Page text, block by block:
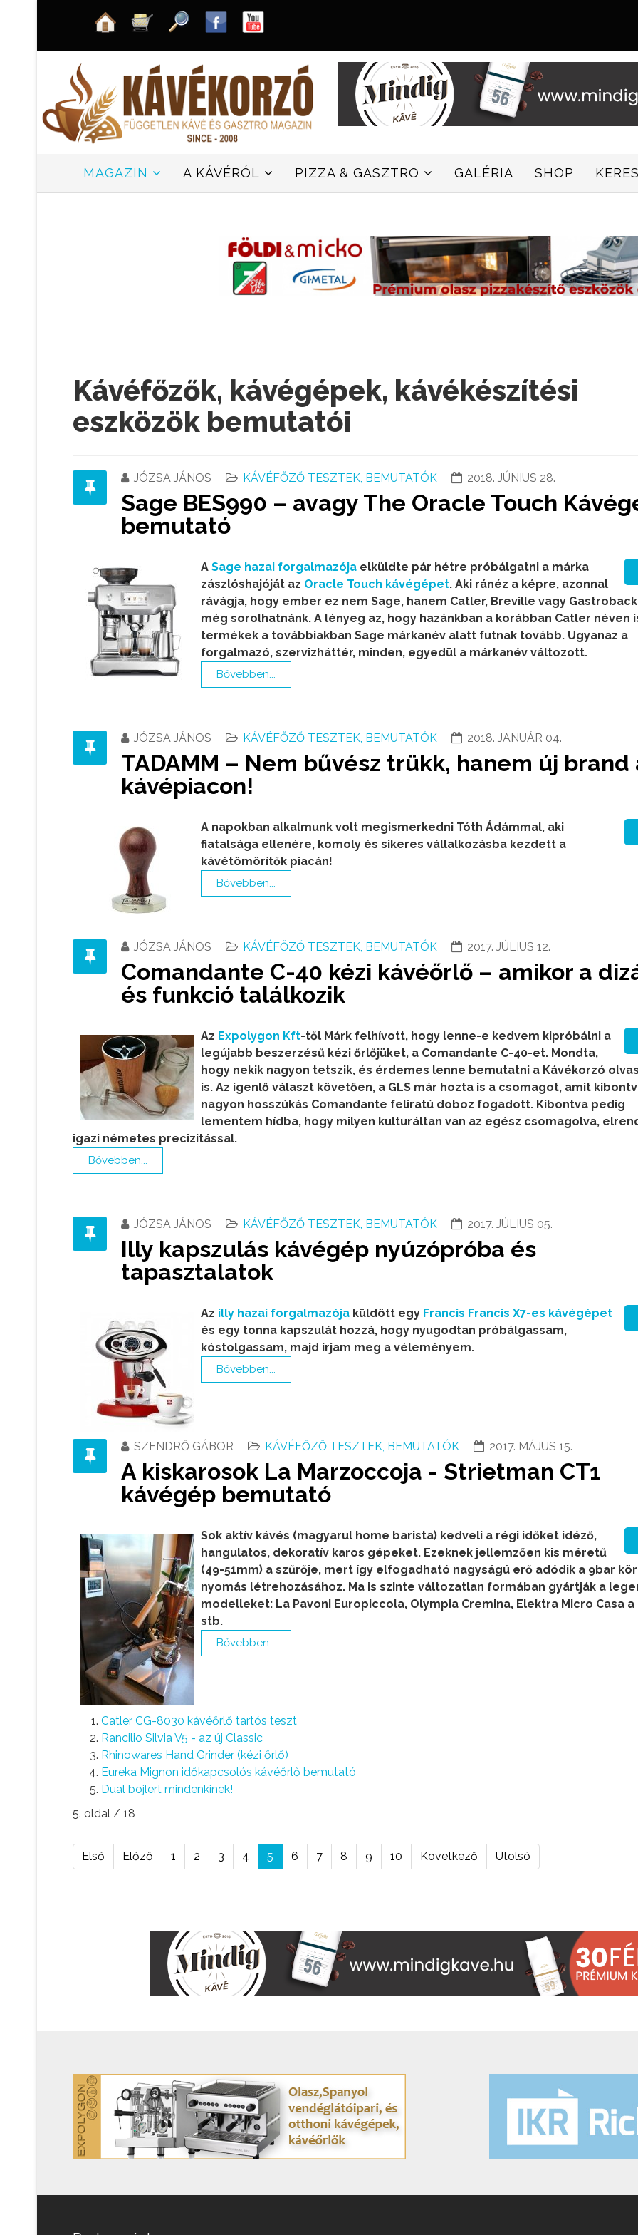
MAGAZIN A KÁVÉRÓL PIZZA & GASZTRO GALÉRIA SHOP
Kávéfőzők, kávégépek, kávékészítési
eszközök bemutatói
JÓZSA JÁNOS KÁVÉFŐZŐ TESZTEK, BEMUTATÓK 2018. JÚNIUS 28.
Sage BES990 – avagy The Oracle Touch
bemutató
A Sage hazai forgalmazója elküldte pár hétre próbálgatni a márka
zászlóshajóját az Oracle Touch kávégépet. Aki ránéz a képre, azonnal
rávágja, hogy ember ez nem Sage, hanem Catler, Breville vagy
még sorolhatnánk. A lényeg az, hogy hazánkban a korábban Catler néven
termékek a továbbiakban Sage márkanév alatt futnak tovább. Ugyanaz a
forgalmazó, szervizháttér, minden, egyedül a márkanév változott.
Bővebben...
JÓZSA JÁNOS KÁVÉFŐZŐ TESZTEK, BEMUTATÓK 2018. JANUÁR 04.
TADAMM – Nem bűvész trükk, hanem új brand
kávépiacon!
A napokban alkalmunk volt megismerkedni Tóth Ádámmal, aki
fiatalsága ellenére, komoly és sikeres vállalkozásba kezdett a
kávétömörítők piacán!
Bővebben...
JÓZSA JÁNOS KÁVÉFŐZŐ TESZTEK, BEMUTATÓK 2017. JÚLIUS 12.
Comandante C-40 kézi kávéőrlő – amikor a
és funkció találkozik
Az Expolygon Kft-től Márk felhívott, hogy lenne-e kedvem kipróbálni a
legújabb beszerzésű kézi őrlőjüket, a Comandante C-40-et. Mondta,
hogy nekik nagyon tetszik, és érdemes lenne bemutatni a Kávékorzó
is. Az igenlő választ követően, a GLS már hozta is a csomagot, amit
nagyon hosszúkás Comandante feliratú doboz fogadott. Kibontva pedig
lementem hídba, hogy milyen kulturáltan van az egész csomagolva,
igazi németes precizitással.
Bővebben...
JÓZSA JÁNOS KÁVÉFŐZŐ TESZTEK, BEMUTATÓK 2017. JÚLIUS 05.
Illy kapszulás kávégép nyúzópróba és
tapasztalatok
Az illy hazai forgalmazója küldött egy Francis Francis X7-es kávégépet
és egy tonna kapszulát hozzá, hogy nyugodtan próbálgassam,
kóstolgassam, majd írjam meg a véleményem.
Bővebben...
SZENDRŐ GÁBOR KÁVÉFŐZŐ TESZTEK, BEMUTATÓK 2017. MÁJUS 15.
A kiskarosok La Marzoccoja - Strietman CT1
kávégép bemutató
Sok aktív kávés (magyarul home barista) kedveli a régi időket idéző,
hangulatos, dekoratív karos gépeket. Ezeknek jellemzően kis méretű
(49-51mm) a szűrője, mert így elfogadható nagyságú erő adódik a 9bar
nyomás létrehozásához. Ma is szinte változatlan formában gyártják a
modelleket: La Pavoni Europiccola, Olympia Cremina, Elektra Micro Casa a
stb.
Bővebben...
Catler CG-8030 kávéőrlő tartós teszt
Rancilio Silvia V5 - az új Classic
Rhinowares Hand Grinder (kézi őrlő)
Eureka Mignon időkapcsolós kávéőrlő bemutató
Dual bojlert mindenkinek!
5. oldal / 18
Első Előző 1 2 3 4 5 6 7 8 9 10 Következő Utolsó